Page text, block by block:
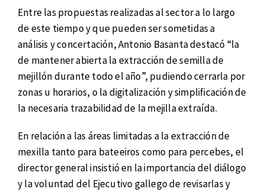
Entre las propuestas realizadas al sector a lo largo
de este tiempo y que pueden ser sometidas a
análisis y concertación, Antonio Basanta destacó “la
de mantener abierta la extracción de semilla de
mejillón durante todo el año”, pudiendo cerrarla por
zonas u horarios, o la digitalización y simplificación de
la necesaria trazabilidad de la mejilla extraída.
En relación a las áreas limitadas a la extracción de
mexilla tanto para bateeiros como para percebes, el
director general insistió en la importancia del diálogo
y la voluntad del Ejecutivo gallego de revisarlas y